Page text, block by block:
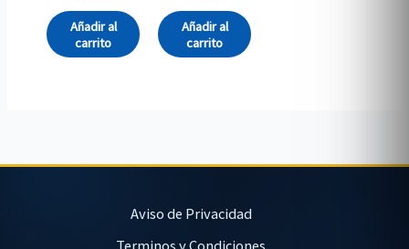
Añadir al
carrito
Añadir al
carrito
Aviso de Privacidad